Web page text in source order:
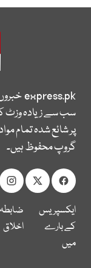
express.pk
سب سے زیادہ وزٹ
پر شائع شدہ تمام
گروپ محفوظ ہیں۔
ایکسپریس
کے بارے
میں
ضابطہ
اخلاق